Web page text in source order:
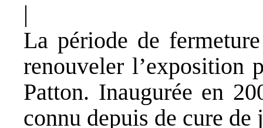
|
La période de
renouveler l’exposition
Patton. Inaugurée en
connu depuis de cure de